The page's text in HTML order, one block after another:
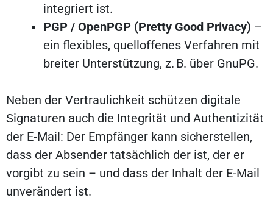
integriert ist.
PGP / OpenPGP (Pretty Good Privacy) –
ein flexibles, quelloffenes Verfahren mit
breiter Unterstützung, z. B. über GnuPG.
Neben der Vertraulichkeit schützen digitale
Signaturen auch die Integrität und Authentizität
der E-Mail: Der Empfänger kann sicherstellen,
dass der Absender tatsächlich der ist, der er
vorgibt zu sein – und dass der Inhalt der E-Mail
unverändert ist.